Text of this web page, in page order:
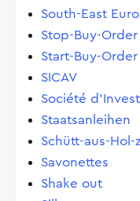
South-East
Stop-Buy-Order
Start-Buy-Order
SICAV
Société
Staatsanleihen
Schütt-aus-Hol-
Savonettes
Shake out